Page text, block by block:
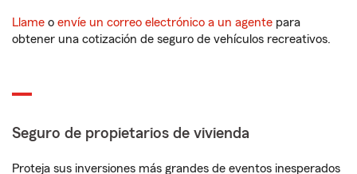
Llame o envíe un correo electrónico a un agente para
obtener una cotización de seguro de vehículos recreativos.
Seguro de propietarios de vivienda
Proteja sus inversiones más grandes de eventos inesperados